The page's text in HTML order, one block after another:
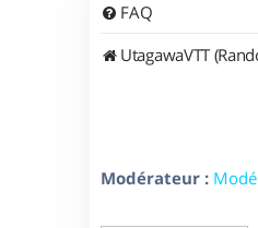
FAQ
UtagawaVTT
Modérateur :